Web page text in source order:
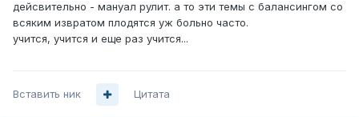
дейсвительно - мануал рулит. а то эти темы с балансингом со
всяким извратом плодятся уж больно часто.
учится, учится и еще раз учится...
Вставить ник Цитата